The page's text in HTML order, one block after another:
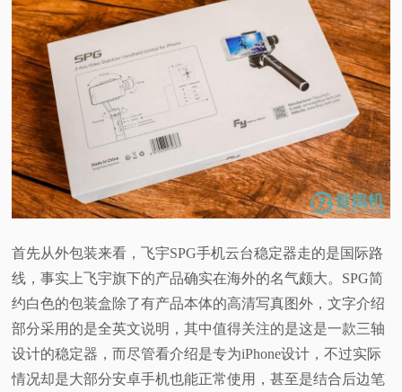
首先从外包装来看，飞宇SPG手机云台稳定器走的是国际路
线，事实上飞宇旗下的产品确实在海外的名气颇大。SPG简
约白色的包装盒除了有产品本体的高清写真图外，文字介绍
部分采用的是全英文说明，其中值得关注的是这是一款三轴
设计的稳定器，而尽管看介绍是专为iPhone设计，不过实际
情况却是大部分安卓手机也能正常使用，甚至是结合后边笔